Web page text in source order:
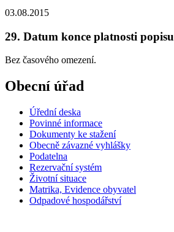
03.08.2015
29. Datum konce platnosti popisu
Bez časového omezení.
Obecní úřad
Úřední deska
Povinné informace
Dokumenty ke stažení
Obecně závazné vyhlášky
Podatelna
Rezervační systém
Životní situace
Matrika, Evidence obyvatel
Odpadové hospodářství